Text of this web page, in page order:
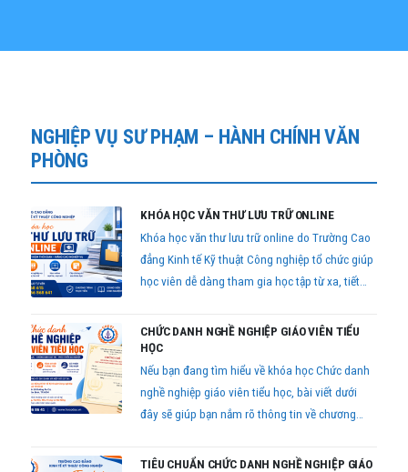
NGHIỆP VỤ SƯ PHẠM – HÀNH CHÍNH VĂN
PHÒNG
KHÓA HỌC VĂN THƯ LƯU TRỮ ONLINE
Khóa học văn thư lưu trữ online do Trường Cao
đẳng Kinh tế Kỹ thuật Công nghiệp tổ chức giúp
học viên dễ dàng tham gia học tập từ xa, tiết
thức và kỹ năng nghiệp vụ theo quy định hiện
hành.
CHỨC DANH NGHỀ NGHIỆP GIÁO VIÊN TIỂU
HỌC
Nếu bạn đang tìm hiểu về khóa học Chức danh
nghề nghiệp giáo viên tiểu học, bài viết dưới
đây sẽ giúp bạn nắm rõ thông tin về chương
đăng ký mới nhất hiện nay.
TIÊU CHUẨN CHỨC DANH NGHỀ NGHIỆP GIÁO